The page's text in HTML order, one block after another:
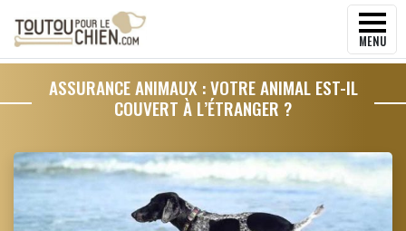
MENU
ASSURANCE ANIMAUX : VOTRE ANIMAL EST-IL
COUVERT À L’ÉTRANGER ?